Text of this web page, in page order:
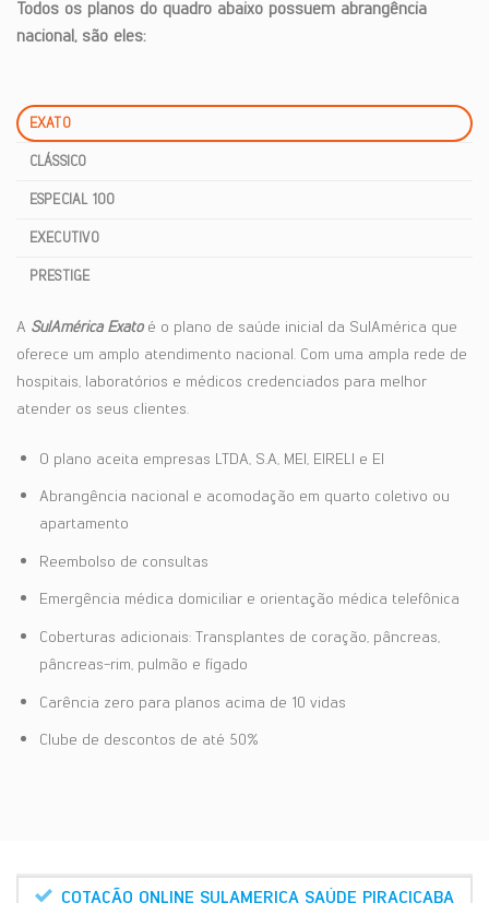
Todos os planos do quadro abaixo possuem abrangência
nacional, são eles:
EXATO
CLÁSSICO
ESPECIAL 100
EXECUTIVO
PRESTIGE
A SulAmérica Exatoé o plano de saúde inicial da SulAmérica que
oferece um amplo atendimento nacional. Com uma ampla rede de
hospitais, laboratórios e médicos credenciados para melhor
atender os seus clientes.
O plano aceita empresas LTDA, S.A, MEI, EIRELI e EI
Abrangência nacional e acomodação em quarto coletivo ou
apartamento
Reembolso de consultas
Emergência médica domiciliar e orientação médica telefônica
Coberturas adicionais: Transplantes de coração, pâncreas,
pâncreas-rim, pulmão e fígado
Carência zero para planos acima de 10 vidas
Clube de descontos de até 50%
COTAÇÃO ONLINE SULAMERICA SAÚDE PIRACICABA